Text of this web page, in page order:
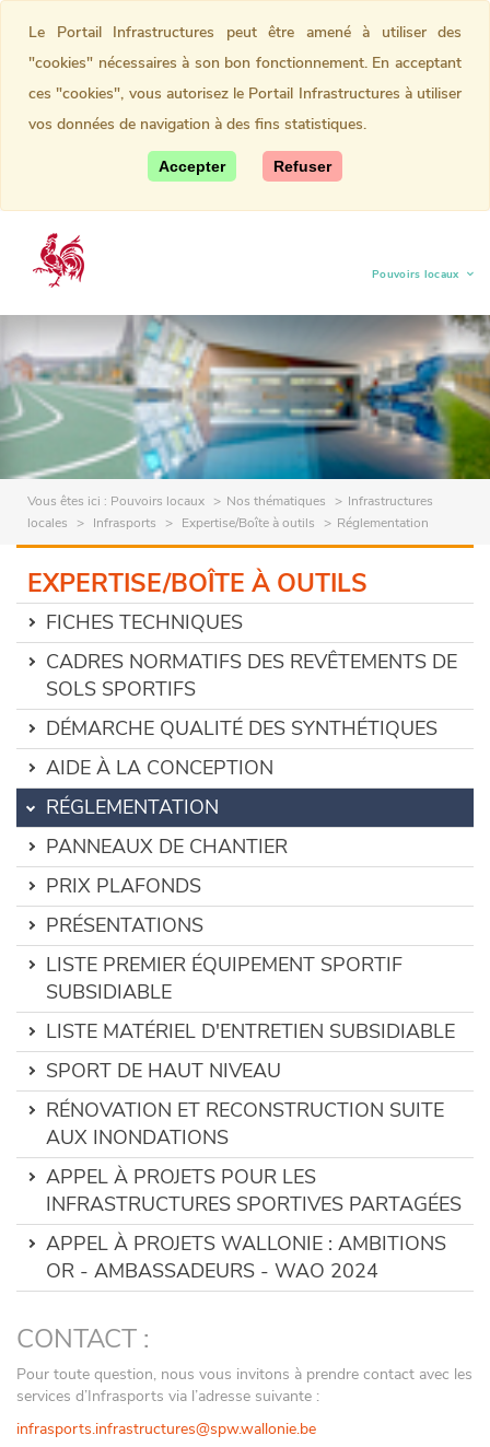
Pouvoirs locaux
(current)
Vous êtes ici : Pouvoirs locaux Nos thématiques
Infrastructures
locales
Infrasports Expertise/Boîte à outils Réglementation
EXPERTISE/BOÎTE À OUTILS
FICHES TECHNIQUES
CADRES NORMATIFS DES REVÊTEMENTS DE
SOLS SPORTIFS
DÉMARCHE QUALITÉ DES SYNTHÉTIQUES
AIDE À LA CONCEPTION
RÉGLEMENTATION
PANNEAUX DE CHANTIER
PRIX PLAFONDS
PRÉSENTATIONS
LISTE PREMIER ÉQUIPEMENT SPORTIF
SUBSIDIABLE
LISTE MATÉRIEL D'ENTRETIEN SUBSIDIABLE
SPORT DE HAUT NIVEAU
RÉNOVATION ET RECONSTRUCTION SUITE
AUX INONDATIONS
APPEL À PROJETS POUR LES
INFRASTRUCTURES SPORTIVES PARTAGÉES
APPEL À PROJETS WALLONIE : AMBITIONS
OR - AMBASSADEURS - WAO 2024
CONTACT :
Pour toute question, nous vous invitons à prendre contact avec les
services d’Infrasports via l’adresse suivante :
infrasports.infrastructures@spw.wallonie.be
Le Portail Infrastructures peut être amené à utiliser des
"cookies" nécessaires à son bon fonctionnement. En acceptant
ces "cookies", vous autorisez le Portail Infrastructures à utiliser
vos données de navigation à des fins statistiques.
Accepter Refuser